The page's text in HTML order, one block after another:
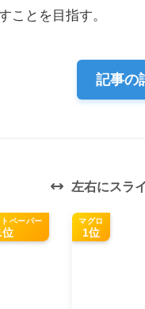
ことを目指す。
記事の
左右にスラ
トペーパー
位
マグロ
1位